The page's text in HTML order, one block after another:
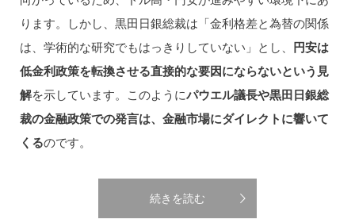
ります。しかし、黒田日銀総裁は「金利格差と為替の関係
は、学術的な研究でもはっきりしていない」とし、 円安は
低金利政策を転換させる直接的な要因にならないという見
解を示しています。このようにパウエル議長や黒田日銀総
裁の金融政策での発言は、金融市場にダイレクトに響いて
くるのです。
続きを読む